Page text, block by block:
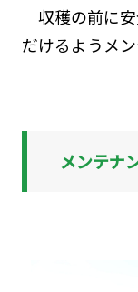
収穫の前に安
だけるようメ
メンテナ